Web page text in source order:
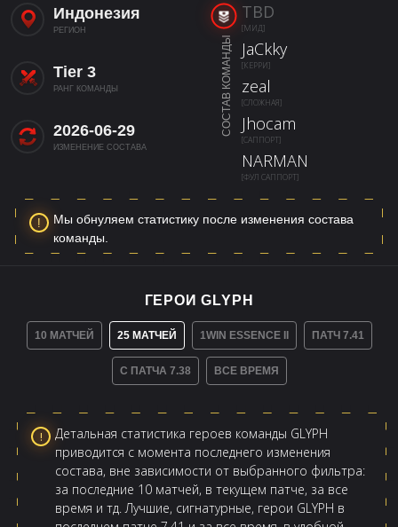
Индонезия
РЕГИОН
Tier 3
РАНГ КОМАНДЫ
2026-06-29
ИЗМЕНЕНИЕ СОСТАВА
СОСТАВ КОМАНДЫ
TBD
[МИД]
JaCkky
[КЕРРИ]
zeal
[СЛОЖНАЯ]
Jhocam
[САППОРТ]
NARMAN
[ФУЛ САППОРТ]
Мы обнуляем статистику после изменения состава
команды.
ГЕРОИ GLYPH
10 МАТЧЕЙ 25 МАТЧЕЙ 1WIN ESSENCE II ПАТЧ 7.41
С ПАТЧА 7.38 ВСЕ ВРЕМЯ
Детальная статистика героев команды GLYPH
приводится с момента последнего изменения
состава, вне зависимости от выбранного фильтра:
за последние 10 матчей, в текущем патче, за все
время и тд. Лучшие, сигнатурные, герои GLYPH в